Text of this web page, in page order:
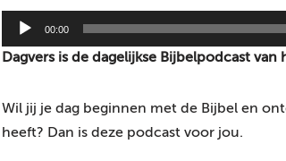
u
00:00
Dagvers is de dagelijkse Bijbelpodcast
Wil jij je dag beginnen met de Bijbel en
heeft? Dan is deze podcast voor jou.